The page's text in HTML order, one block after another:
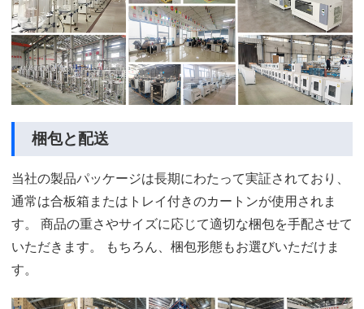
梱包と配送
当社の製品パッケージは長期にわたって実証されており、
通常は合板箱またはトレイ付きのカートンが使用されま
す。 商品の重さやサイズに応じて適切な梱包を手配させて
いただきます。 もちろん、梱包形態もお選びいただけま
す。